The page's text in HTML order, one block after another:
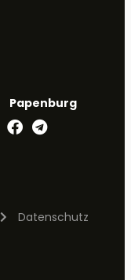
Papenburg
Datenschutz